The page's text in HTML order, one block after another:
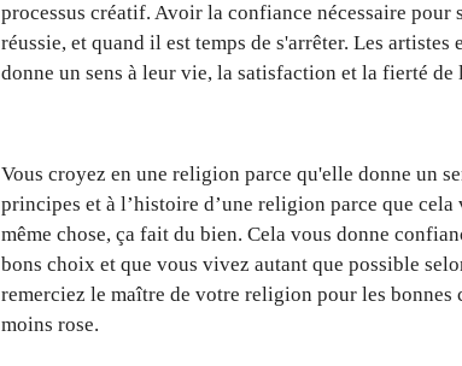
processus créatif. Avoir la confiance nécessaire
réussie, et quand il est temps de s'arrêter. Les
donne un sens à leur vie, la satisfaction et la fierté
Vous croyez en une religion parce qu'elle donne un
principes et à l’histoire d’une religion parce que
même chose, ça fait du bien. Cela vous donne
bons choix et que vous vivez autant que possible
remerciez le maître de votre religion pour les
moins rose.